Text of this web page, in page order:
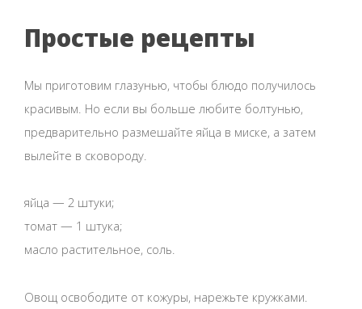
Простые рецепты
Мы приготовим глазунью, чтобы блюдо получилось
красивым. Но если вы больше любите болтунью,
предварительно размешайте яйца в миске, а затем
вылейте в сковороду.
яйца — 2 штуки;
томат — 1 штука;
масло растительное, соль.
Овощ освободите от кожуры, нарежьте кружками.